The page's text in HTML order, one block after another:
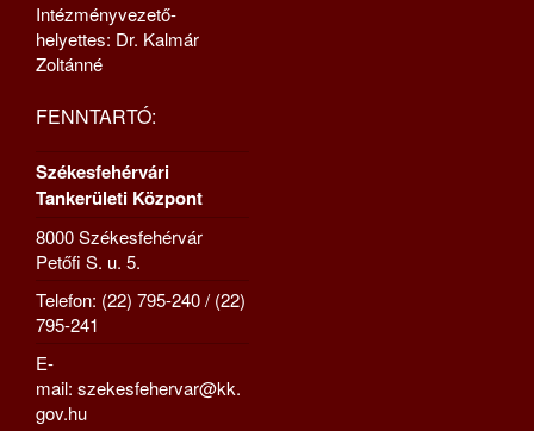
Intézményvezető-
helyettes: Dr. Kalmár
Zoltánné
FENNTARTÓ:
Székesfehérvári
Tankerületi Központ
8000 Székesfehérvár
Petőfi S. u. 5.
Telefon: (22) 795-240 / (22)
795-241
E-
mail: szekesfehervar@kk.
gov.hu